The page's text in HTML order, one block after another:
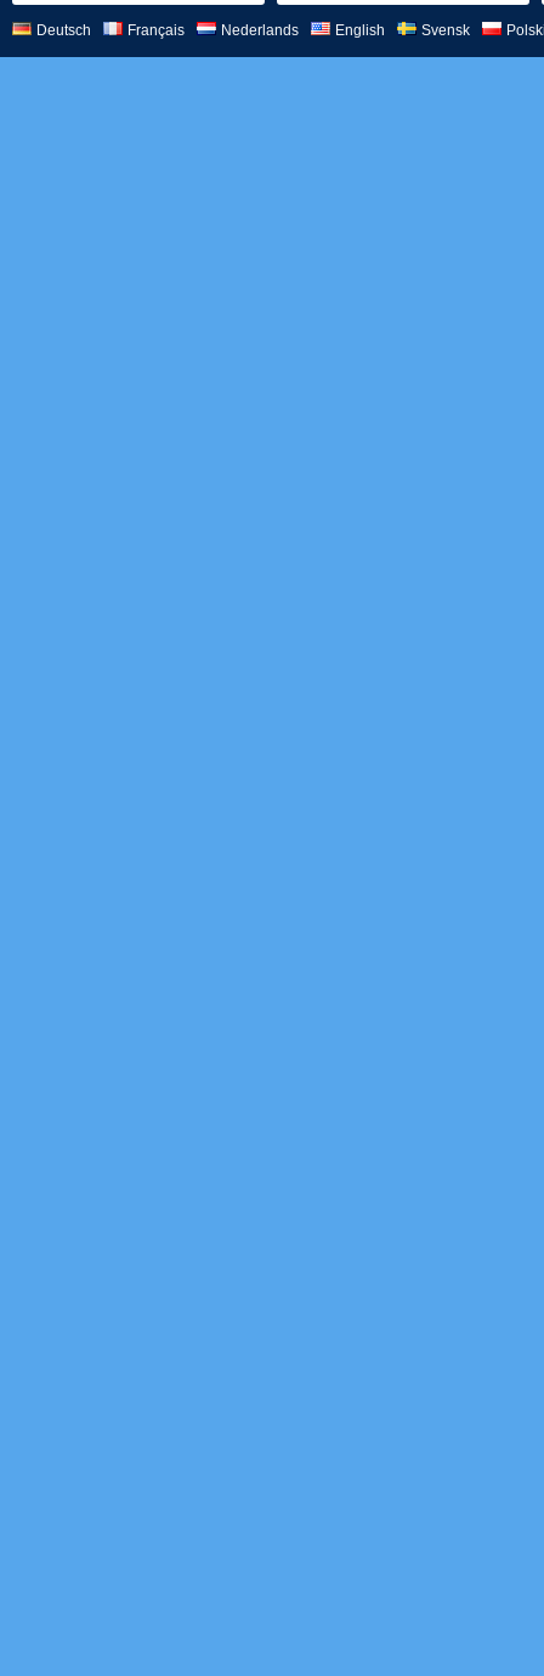
Deutsch Français Nederlands English Svensk